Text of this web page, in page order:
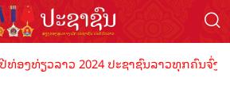
ງທ່ຽວລາວ 2024 ປະຊາຊົນລາວທຸກຄົນຈົ່ງພ້